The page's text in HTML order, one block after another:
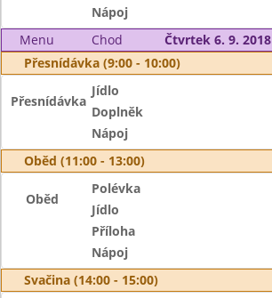
Nápoj
Menu
Chod
Čtvrtek 6. 9. 2018
Přesnídávka (9:00 - 10:00)
Přesnídávka
Jídlo
Doplněk
Nápoj
Oběd (11:00 - 13:00)
Oběd
Polévka
Jídlo
Příloha
Nápoj
Svačina (14:00 - 15:00)